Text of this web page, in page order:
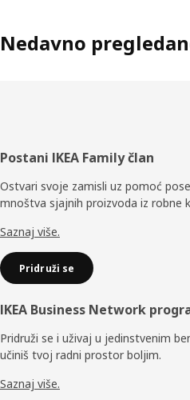
Nedavno
Podnožje
Postani IKEA Family član
Ostvari svoje zamisli uz pomoć
mnoštva sjajnih proizvoda iz robne
Saznaj više.
Pridruži se
IKEA Business Network
Pridruži se i uživaj u jedinstvenim
učiniš tvoj radni prostor boljim.
Saznaj više.